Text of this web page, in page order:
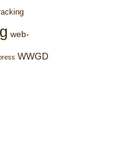
web-
WWGD